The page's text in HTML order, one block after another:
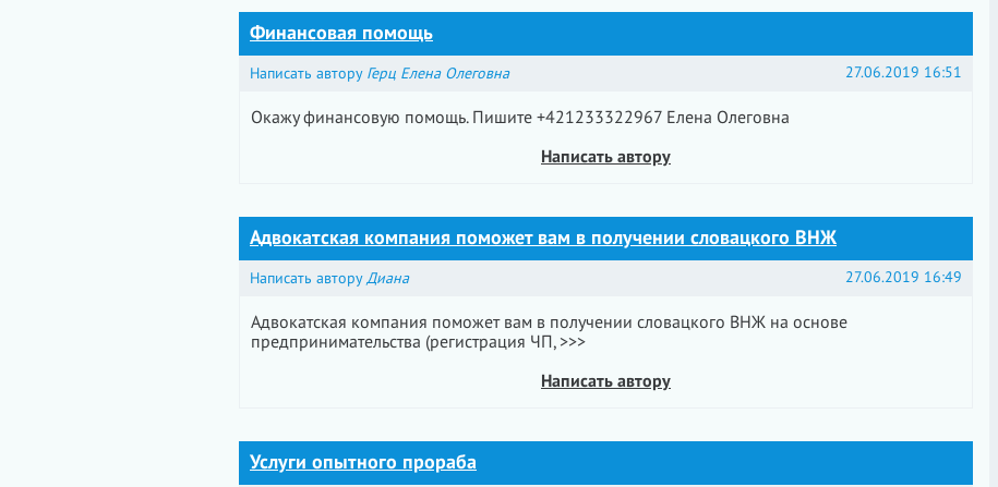
Финансовая помощь
Написать автору Герц Елена Олеговна 27.06.2019 16:51
Окажу финансовую помощь. Пишите +421233322967 Елена Олеговна
Написать автору
Адвокатская компания поможет вам в получении словацкого ВНЖ
Написать авторуДиана 27.06.2019 16:49
Адвокатская компания поможет вам в получении словацкого ВНЖ на основе
предпринимательства (регистрация ЧП, >>>
Написать автору
Услуги опытного прораба